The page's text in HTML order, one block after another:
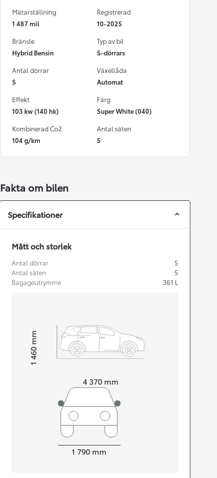
Mätarställning
1 487 mil
Registrerad
10-2025
Bränsle
Hybrid Bensin
Typ av bil
5-dörrars
Antal dörrar
5
Växellåda
Automat
Effekt
103 kw (140 hk)
Färg
Super White (040)
Kombinerad Co2
104 g/km
Antal säten
5
Fakta om bilen
Specifikationer
Mått och storlek
Antal dörrar
5
Antal säten
5
Bagageutrymme
361 L
4 370 mm
Height1 460
mm
1 790 mm